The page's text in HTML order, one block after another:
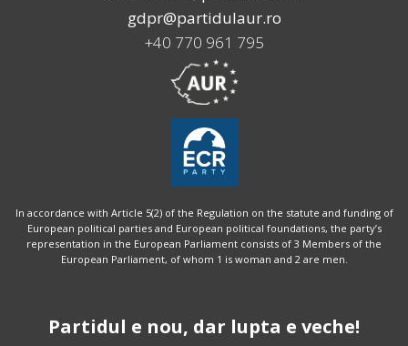
gdpr@partidulaur.ro
+40 770 961 795
In accordance with Article 5(2) of the Regulation on the statute and funding of
European political parties and European political foundations, the party’s
representation in the European Parliament consists of 3 Members of the
European Parliament, of whom 1 is woman and 2 are men.
Partidul e nou, dar lupta e veche!